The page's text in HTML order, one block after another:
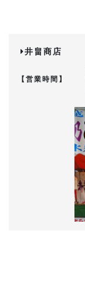
井畠商店
【営業時間】